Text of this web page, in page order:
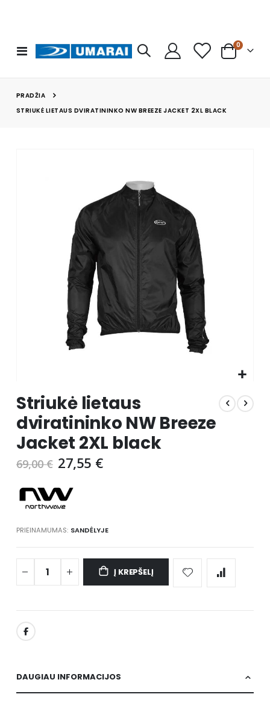
Toggle
Nav
Cart
0prekės
PRADŽIA
STRIUKĖ LIETAUS DVIRATININKO NW BREEZE JACKET 2XL BLACK
to
the
beginning
of
the
images
Striukė lietaus
dviratininko NW Breeze
Jacket 2XL black
69,00 € 27,55 €
PRIEINAMUMAS: SANDĖLYJE
Į KREPŠELĮ
DAUGIAU INFORMACIJOS